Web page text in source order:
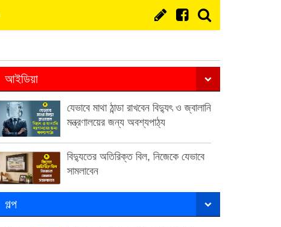
আইডিয়া
যেভাবে মাথা ঠান্ডা রাখবেন বিদ্যুৎ ও জ্বালানি
মন্ত্রণালয়ের জন্য অবশ্যপাঠ্য
বিদ্যুতের অতিরিক্ত বিল, নিজেকে যেভাবে
সামলাবেন
গল্প